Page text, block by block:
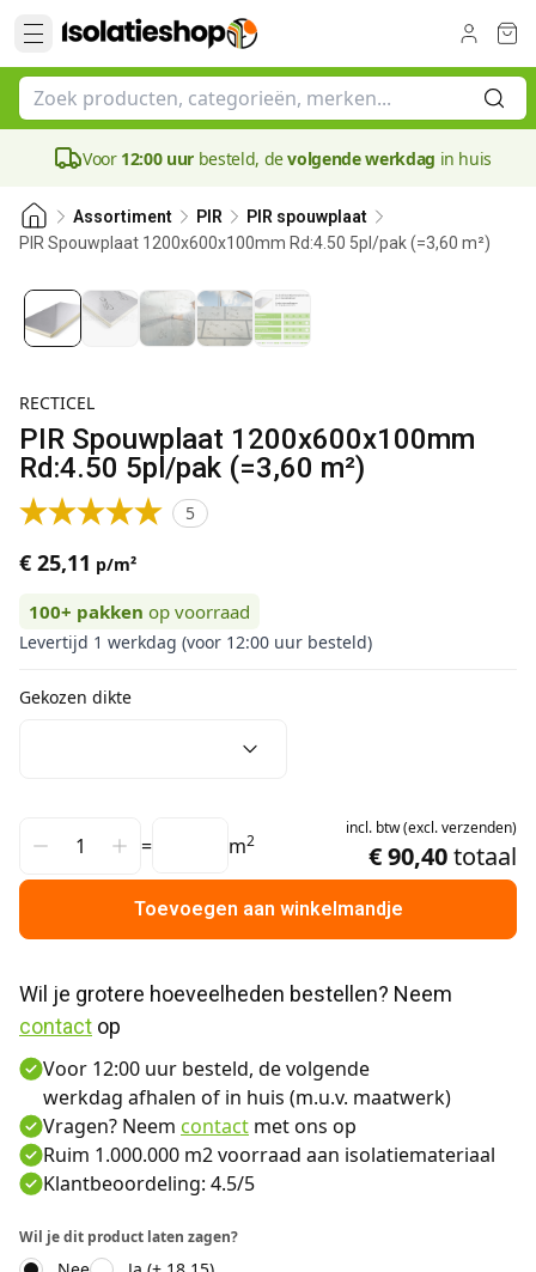
Voor 12:00 uur besteld, devolgende werkdag in huis
Assortiment PIR
PIR spouwplaat
PIR Spouwplaat 1200x600x100mm Rd:4.50 5pl/pak (=3,60 m²)
100 mm
RECTICEL
PIR Spouwplaat 1200x600x100mm
Rd:4.50 5pl/pak (=3,60 m²)
5
€ 25,11 p/m²
100+ pakken op voorraad
Levertijd 1 werkdag (voor 12:00 uur besteld)
Gekozen dikte
= m2
incl. btw(excl.verzenden)
€ 90,40totaal
Toevoegen aan winkelmandje
contact op
Voor 12:00 uur besteld, de volgende
werkdag afhalen of in huis (m.u.v. maatwerk)
Vragen? Neem contact met ons op
Ruim 1.000.000 m2 voorraad aan isolatiemateriaal
Klantbeoordeling: 4.5/5
Wil je dit product laten zagen?